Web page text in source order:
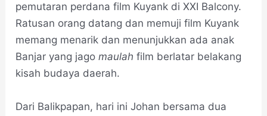
pemutaran perdana film Kuyank di XXI Balcony.
Ratusan orang datang dan memuji film Kuyank
memang menarik dan menunjukkan ada anak
Banjar yang jagomaulah film berlatar belakang
kisah budaya daerah.
Dari Balikpapan, hari ini Johan bersama dua